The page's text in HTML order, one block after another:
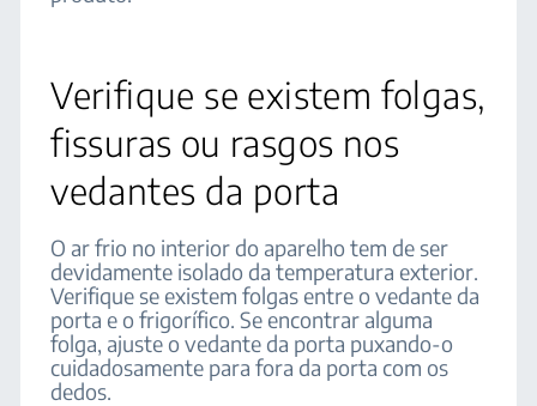
Verifique se existem folgas,
fissuras ou rasgos nos
vedantes da porta
O ar frio no interior do aparelho tem de ser
devidamente isolado da temperatura exterior.
Verifique se existem folgas entre o vedante da
porta e o frigorífico. Se encontrar alguma
folga, ajuste o vedante da porta puxando-o
cuidadosamente para fora da porta com os
dedos.